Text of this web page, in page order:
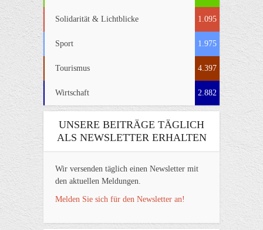
Solidarität & Lichtblicke 1.095
Sport 1.975
Tourismus 4.397
Wirtschaft 2.882
UNSERE BEITRÄGE TÄGLICH
ALS NEWSLETTER ERHALTEN
Wir versenden täglich einen Newsletter mit
den aktuellen Meldungen.
Melden Sie sich für den Newsletter an!